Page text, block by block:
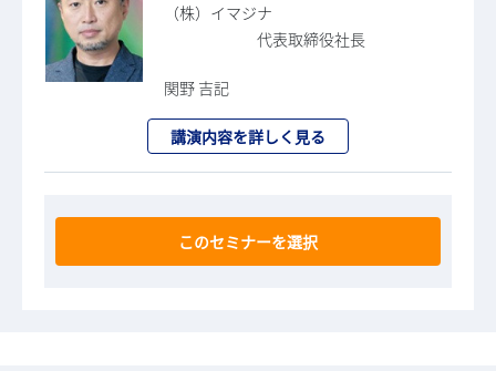
（株）イマジナ
代表取締役社長
関野 吉記
講演内容を詳しく見る
このセミナーを選択